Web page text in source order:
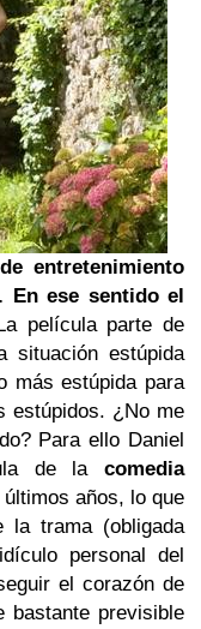
entretenimiento
ese sentido el
película parte de
situación estúpida
más estúpida para
estúpidos. ¿No me
Para ello Daniel
de la comedia
años, lo que
la trama (obligada
personal del
el corazón de
bastante previsible